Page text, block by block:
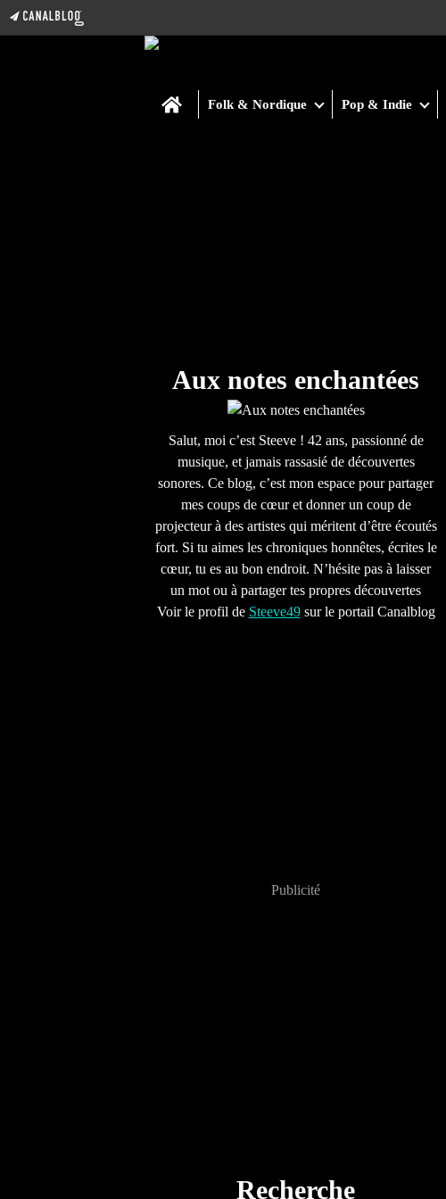
Home
Folk & Nordique Pop & Indie
Aux notes enchantées
Salut, moi c’est Steeve ! 42 ans, passionné de
musique, et jamais rassasié de découvertes
sonores. Ce blog, c’est mon espace pour partager
mes coups de cœur et donner un coup de
projecteur à des artistes qui méritent d’être écoutés
fort. Si tu aimes les chroniques honnêtes, écrites le
cœur, tu es au bon endroit. N’hésite pas à laisser
un mot ou à partager tes propres découvertes
Voir le profil de Steeve49sur le portail Canalblog
Publicité
Recherche